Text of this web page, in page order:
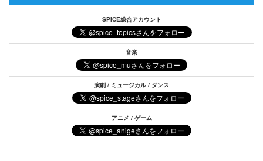
SPICE総合アカウント
音楽
演劇 / ミュージカル / ダンス
アニメ / ゲーム